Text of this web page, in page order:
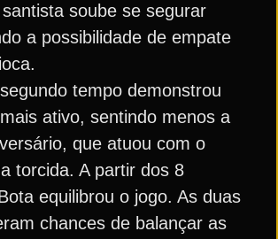
soube se segurar
a possibilidade de empate
tempo demonstrou
ativo, sentindo menos a
que atuou com o
torcida. A partir dos 8
equilibrou o jogo. As duas
chances de balançar as